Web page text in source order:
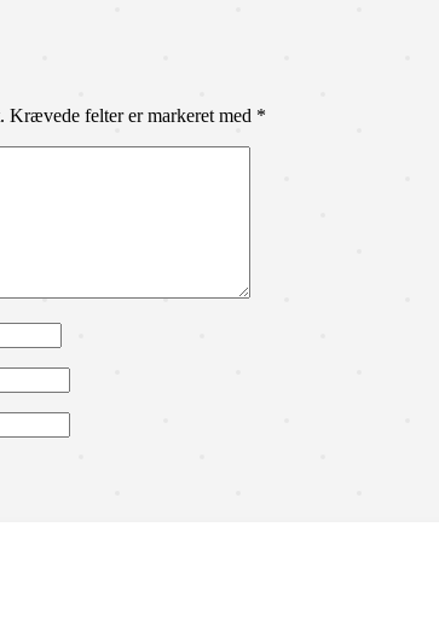
Krævede felter er markeret med *